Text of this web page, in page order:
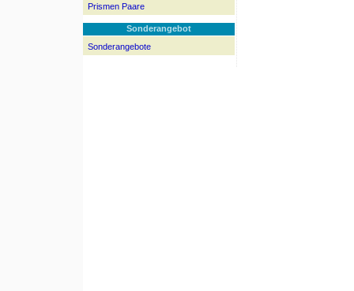
Prismen Paare
Sonderangebot
Sonderangebote